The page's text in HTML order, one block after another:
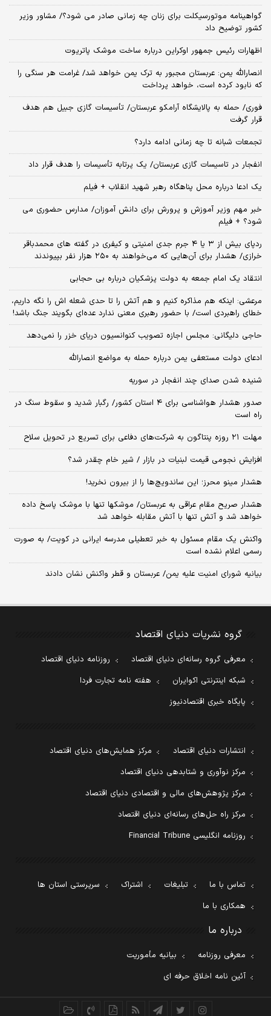
گواهینامه موتورسیکلت برای زنان چه زمانی صادر می شود؟/ مشاور وزیر
کشور توضیح داد
اظهارات رئیس جمهور اوکراین درباره ساخت موشک پاتریوت
انصارالله یمن: عربستان مجبور به ترک یمن خواهد شد/ غرامت هر سنگی را
که نابود کرده است، خواهد پرداخت
فوری/ حمله به پالایشگاه آرامکو عربستان/ تأسیسات گازی جبیل هم هدف
قرار گرفت
تجمعات شبانه تا چه زمانی ادامه دارد؟
انفجار در تاسیسات گازی عربستان/ یک پرتابه تأسیسات را هدف قرار داد
یک ادعا درباره محل پناهگاه‌ رهبر شهید انقلاب + فیلم
خبر مهم وزیر آموزش و پرورش برای دانش آموزان/ مدارس حضوری می
شود؟ + فیلم
ردپای بیش از ۳ یا ۴ جرم جدی امنیتی و کیفری در گفته های محمدباقر
خرازی/ هشدار برای آن‌هایی که می‌خواهند به ۲۵۰ هزار نفر بپیوندند
انتقاد یک امام جمعه به دولت پزشکیان درباره بی حجابی
مرعشی: اینکه هم مذاکره کنیم و هم آتش را تا حدی شعله اش را نگه داریم،
خطای راهبردی است/ با حضور رهبری معنی ندارد عده‌ای بگویند جنگ باشد!
حاجی دلیگانی: مجلس اجازه تصویب کنوانسیون دریای خزر را نمی‌دهد
ادعای دولت مستعفی یمن درباره حمله به مواضع انصارالله
شنیده شدن صدای چند انفجار در سوریه
صدور هشدار هواشناسی برای ۴ استان کشور/ رگبار شدید و سقوط سنگ در
راه است
مهلت ۲۱ روزه پنتاگون به شرکت‌های دفاعی برای تسریع در تحویل سلاح
افزایش نجومی قیمت لبنیات در بازار / شیر خام چقدر شد؟
هشدار مینو محرز؛ این ساندویچ‌ها را از بیرون نخرید!
هشدار صریح مقام عراقی به عربستان/ موشکها تنها با موشک پاسخ داده
خواهد شد و آتش تنها با آتش مقابله خواهد شد
واکنش یک مقام مسئول به خبر تعطیلی مدرسه ایرانی در کویت/ به صورت
رسمی اعلام نشده است
بیانیه شورای امنیت علیه یمن/ عربستان و قطر واکنش نشان دادند
گروه نشریات دنیای اقتصاد
معرفی گروه رسانه‌ای دنیای اقتصاد
روزنامه دنیای اقتصاد
شبکه اینترنتی اکوایران
هفته نامه تجارت فردا
پایگاه خبری اقتصادنیوز
انتشارات دنیای اقتصاد
مرکز همایش‌های دنیای اقتصاد
مرکز نوآوری و شتابدهی دنیای اقتصاد
مرکز پژوهش‌های مالی و اقتصادی دنیای اقتصاد
مرکز راه حل‌های رسانه‌ای دنیای اقتصاد
روزنامه انگلیسی Financial Tribune
تماس با ما تبلیغات اشتراک
سرپرستی استان ها
همکاری با ما
درباره ما
معرفی روزنامه
بیانیه مأموریت
آئین نامه اخلاق حرفه ای